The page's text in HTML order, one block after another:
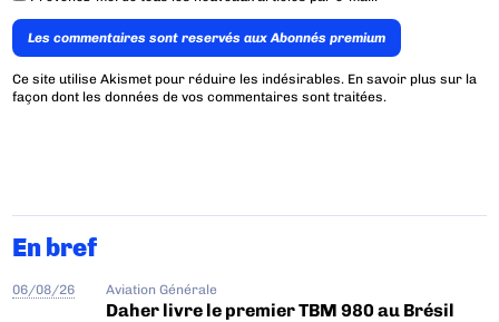
Les commentaires sont reservés aux Abonnés premium
Ce site utilise Akismet pour réduire les indésirables. En savoir plus sur la
façon dont les données de vos commentaires sont traitées.
En bref
06/08/26 Aviation Générale
Daher livre le premier TBM 980 au Brésil